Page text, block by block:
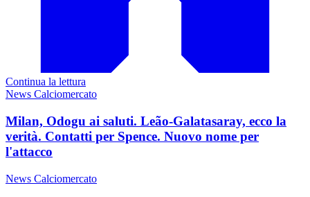
Continua la lettura
News Calciomercato
Milan, Odogu ai saluti. Leão-Galatasaray, ecco la
verità. Contatti per Spence. Nuovo nome per
l'attacco
News Calciomercato